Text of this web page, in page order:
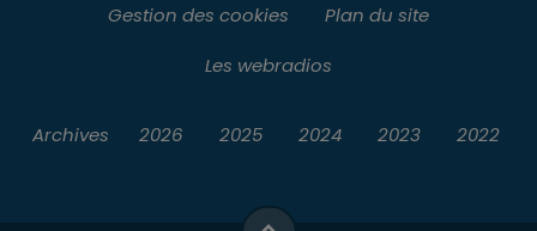
Gestion des cookies
Plan du site
Les webradios
Archives 2026 2025 2024 2023 2022